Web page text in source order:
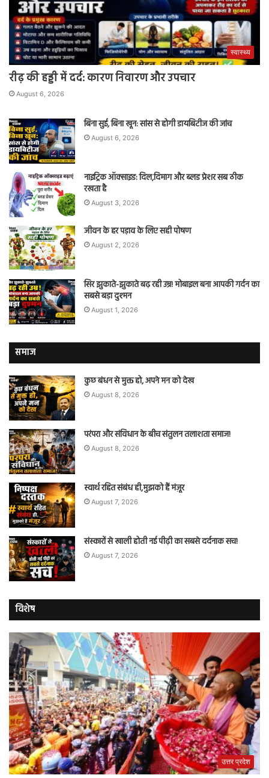
स्वास्थ्य
रीढ़ की हड्डी में दर्द: कारण निवारण और उपचार
August 6, 2026
बिना सुई, बिना खून: सांस से होगी डायबिटीज की जांच
August 6, 2026
नाइट्रिक ऑक्साइड: दिल,दिमाग और ब्लड प्रेशर सब ठीक
रखता है
August 3, 2026
जीवन के हर पड़ाव के लिए सही पोषण
August 2, 2026
सिर झुकाते-झुकाते बढ़ रही उम्र! मोबाइल बना आपकी गर्दन का
सबसे बड़ा दुश्मन
August 1, 2026
समाज
कुछ बंधन से मुक्त हो, अपने मन को देख
August 8, 2026
परंपरा और संविधान के बीच संतुलन तलाशता समाज!
August 8, 2026
स्वार्थ रहित संबंध ही,मुझको हैं मंज़ूर
August 7, 2026
संस्कारों से खाली होती नई पीढ़ी का सबसे दर्दनाक सच!
August 7, 2026
विशेष
उत्तर प्रदेश